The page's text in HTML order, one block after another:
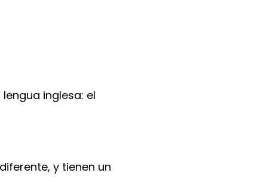
inglesa: el
y tienen un